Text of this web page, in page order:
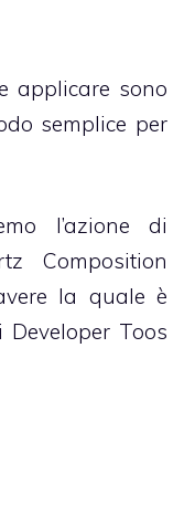
applicare sono
semplice per
l’azione di
Composition
la quale è
Toos